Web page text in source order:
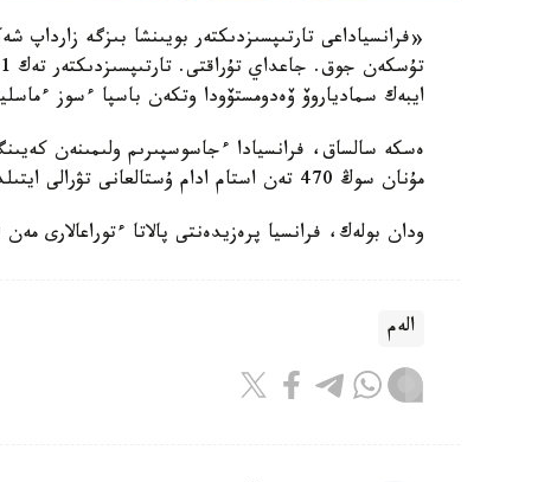
«فرانسياداعى تارتىپسىزدىكتەر بويىنشا بىزگە زارداپ
ايبەك سمادياروۆ ۆەدومستۆودا وتكەن باسپا ءسوز
مۇنان سوڭ 470 تەن استام ادام ۇستالعانى تۋرالى ايتىلدى.
ودان بولەك، فرانسيا پرەزيدەنتى پالاتا ءتوراعالارى مەن 220 مۋنيتسيپاليتەت مەرىن قابىلدايتىنى حابارلاندى.
الەم